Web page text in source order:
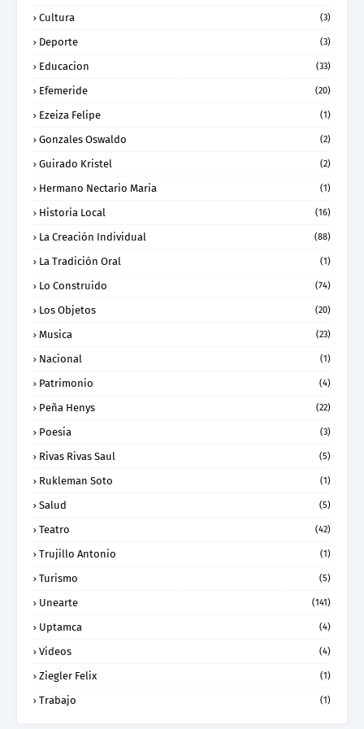
Cultura (3)
Deporte (3)
Educacion (33)
Efemeride (20)
Ezeiza Felipe (1)
Gonzales Oswaldo (2)
Guirado Kristel (2)
Hermano Nectario Maria (1)
Historia Local (16)
La Creación Individual (88)
La Tradición Oral (1)
Lo Construido (74)
Los Objetos (20)
Musica (23)
Nacional (1)
Patrimonio (4)
Peña Henys (22)
Poesia (3)
Rivas Rivas Saul (5)
Rukleman Soto (1)
Salud (5)
Teatro (42)
Trujillo Antonio (1)
Turismo (5)
Unearte (141)
Uptamca (4)
Videos (4)
Ziegler Felix (1)
Trabajo (1)